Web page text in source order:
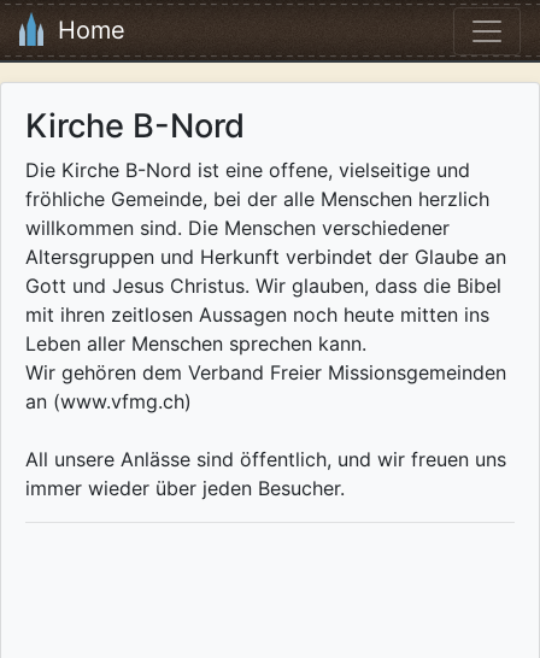
Home
Kirche B-Nord
Die Kirche B-Nord ist eine offene, vielseitige und
fröhliche Gemeinde, bei der alle Menschen herzlich
willkommen sind. Die Menschen verschiedener
Altersgruppen und Herkunft verbindet der Glaube an
Gott und Jesus Christus. Wir glauben, dass die Bibel
mit ihren zeitlosen Aussagen noch heute mitten ins
Leben aller Menschen sprechen kann.
Wir gehören dem Verband Freier Missionsgemeinden
an (www.vfmg.ch)
All unsere Anlässe sind öffentlich, und wir freuen uns
immer wieder über jeden Besucher.